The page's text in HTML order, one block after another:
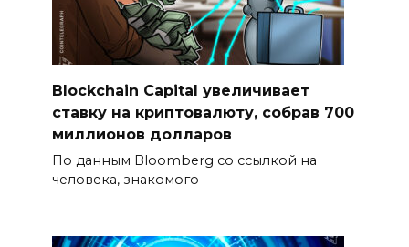
Blockchain Capital увеличивает
ставку на криптовалюту, собрав 700
миллионов долларов
По данным Bloomberg со ссылкой на
человека, знакомого